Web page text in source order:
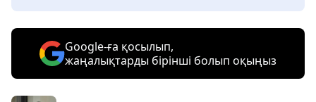
Google-ға қосылып,
жаңалықтарды бірінші болып оқыңыз